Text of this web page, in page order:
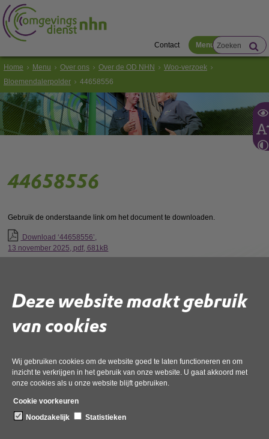
Deze website maakt gebruik
van cookies
Wij gebruiken cookies om de website goed te laten functioneren en om
inzicht te verkrijgen in het gebruik van onze website. U gaat akkoord met
onze cookies als u onze website blijft gebruiken.
Cookie voorkeuren
Noodzakelijk
Statistieken
Contact Menu
Home Menu Over ons Over de OD NHN
Woo-verzoek
Bloemendalerpolder
44658556
44658556
Gebruik de onderstaande link om het document te downloaden.
Download ‘44658556’,
13 november 2025, pdf, 681kB
Bezoekadres
Dampten 2, 1624 NR Hoorn